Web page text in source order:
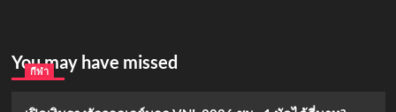
You may have missed
กีฬา